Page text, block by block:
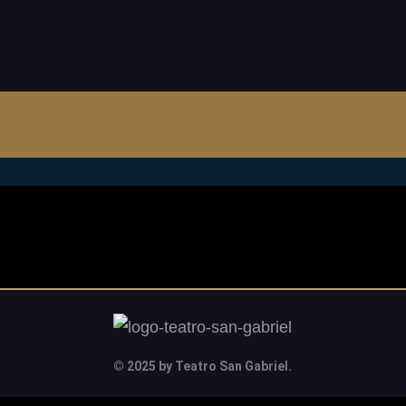
© 2025 by Teatro San Gabriel.